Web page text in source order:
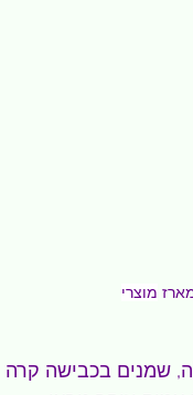
שמנים בכבישה קרה